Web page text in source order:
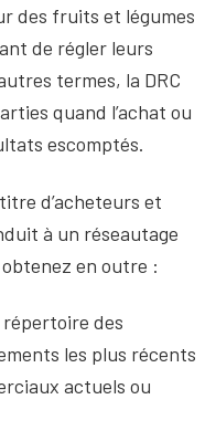
des fruits et légumes
de régler leurs
termes, la DRC
quand l’achat ou
escomptés.
d’acheteurs et
à un réseautage
en outre :
des
les plus récents
actuels ou